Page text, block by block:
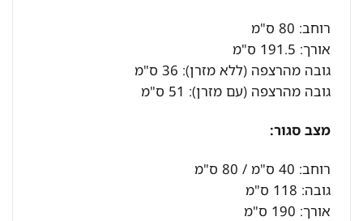
רוחב: 80 ס"מ
אורך: 191.5 ס"מ
גובה מהרצפה (ללא מזרן): 36 ס"מ
גובה מהרצפה (עם מזרן): 51 ס"מ
מצב סגור:
רוחב: 40 ס"מ / 80 ס"מ
גובה: 118 ס"מ
אורך: 190 ס"מ